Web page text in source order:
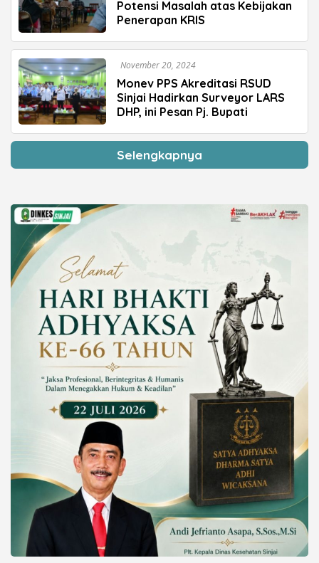
Potensi Masalah atas Kebijakan
Penerapan KRIS
November 20, 2024
Monev PPS Akreditasi RSUD
Sinjai Hadirkan Surveyor LARS
DHP, ini Pesan Pj. Bupati
Selengkapnya